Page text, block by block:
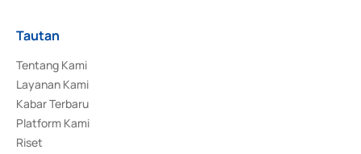
Tautan
Tentang Kami
Layanan Kami
Kabar Terbaru
Platform Kami
Riset